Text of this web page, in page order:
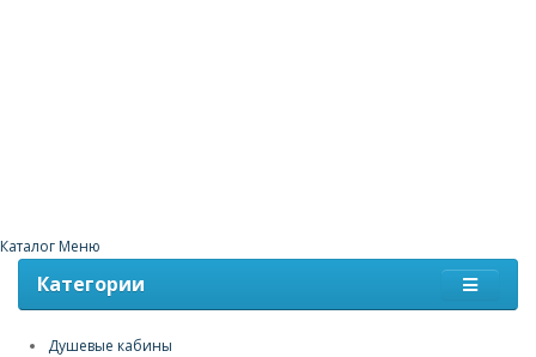
Каталог Меню
Категории
Душевые кабины